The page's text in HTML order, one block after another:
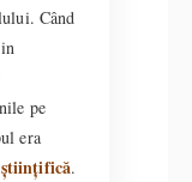
Când
pe
era
.